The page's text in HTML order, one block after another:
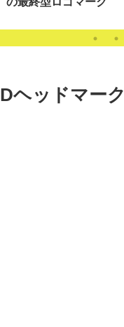
ヘッドマーク